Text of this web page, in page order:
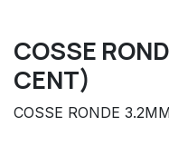
COSSE
CENT)
COSSE RONDE